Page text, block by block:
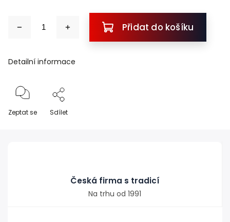
Přidat do košíku
Detailní informace
Zeptat se Sdílet
Česká firma s tradicí
Na trhu od 1991